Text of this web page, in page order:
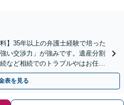
】35年以上の弁護士経験で培った
い交渉力」が強みです。遺産分割
など相続でのトラブルやはお任せ
前対策にも注力
表を見る